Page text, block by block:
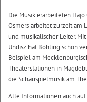
Die Musik erarbeiteten Hajo
Osmers arbeitet zurzeit am
und musikalischer Leiter.
Undisz hat Böhling schon
Beispiel am
Theaterstationen in
die Schauspielmusik am
Alle Informationen auch auf